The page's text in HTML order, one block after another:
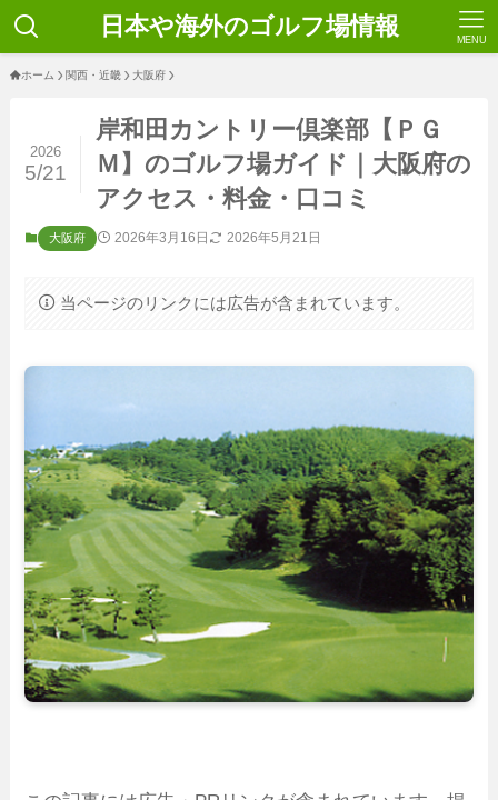
日本や海外のゴルフ場情報 MENU
ホーム 関西・近畿 大阪府
岸和田カントリー倶楽部【ＰＧ
Ｍ】のゴルフ場ガイド｜大阪府の
アクセス・料金・口コミ
2026
5/21
大阪府 2026年3月16日 2026年5月21日
当ページのリンクには広告が含まれています。